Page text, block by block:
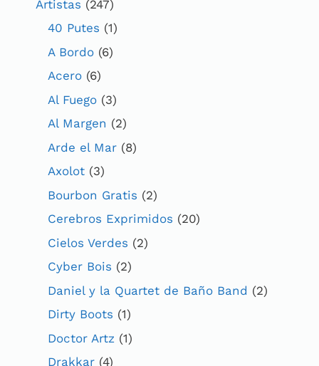
Artistas (247)
40 Putes (1)
A Bordo (6)
Acero (6)
Al Fuego (3)
Al Margen (2)
Arde el Mar (8)
Axolot (3)
Bourbon Gratis (2)
Cerebros Exprimidos (20)
Cielos Verdes (2)
Cyber Bois (2)
Daniel y la Quartet de Baño Band (2)
Dirty Boots (1)
Doctor Artz (1)
Drakkar (4)